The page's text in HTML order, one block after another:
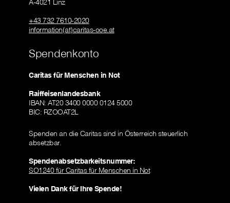
A-4021 Linz
+43 732 7610-2020
information(at)caritas-ooe.at
Spendenkonto
Caritas für Menschen in Not
Raiffeisenlandesbank
IBAN: AT20 3400 0000 0124 5000
BIC: RZOOAT2L
Spenden an die Caritas sind in Österreich steuerlich
absetzbar.
Spendenabsetzbarkeitsnummer:
SO1240 für Caritas für Menschen in Not
Vielen Dank für Ihre Spende!